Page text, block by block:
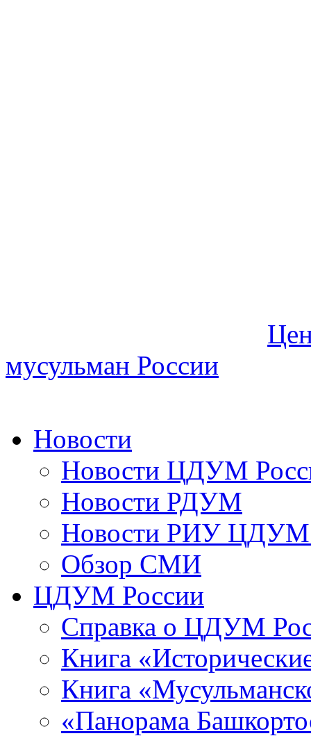
мусульман России
Новости
Новости ЦДУМ
Новости РДУМ
Новости РИУ ЦДУМ
Обзор СМИ
ЦДУМ России
Справка о ЦДУМ
Книга
Книга
«Панорама